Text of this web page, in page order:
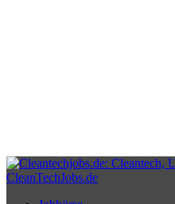
CleanTechJobs.de